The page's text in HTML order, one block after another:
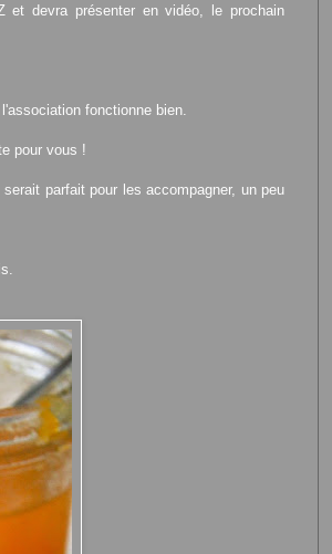
et devra présenter en vidéo, le prochain
fonctionne bien.
pour vous !
parfait pour les accompagner, un peu